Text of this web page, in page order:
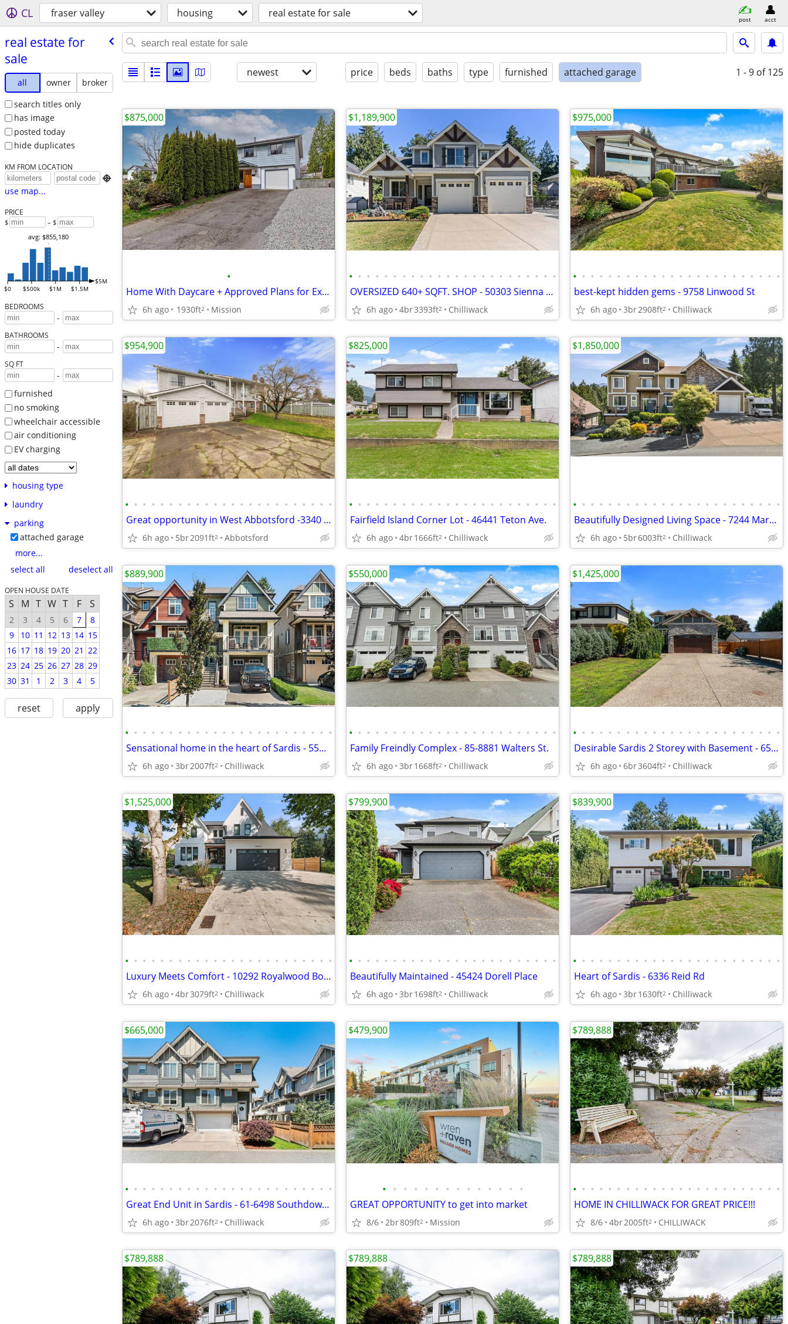
CL fraser valley housing real estate for sale post acct
real estate for
sale
all owner
broker
search titles only
has image
posted today
hide duplicates
KM FROM LOCATION

use map...
PRICE
$ – $
$0 $500k $1M $1.5M
$5M
avg: $855,180
BEDROOMS
-
BATHROOMS
-
SQ FT
-
furnished
no smoking
wheelchair accessible
air conditioning
EV charging
housing type
laundry
parking
attached garage
more...
select all
deselect all
OPEN HOUSE DATE
S M T W T F S
2 3 4 5 6 7
8
9
10 11 12 13 14 15
16 17 18 19 20 21 22
23 24 25 26 27 28 29
30 31 1 2 3 4 5
reset apply
newest price beds baths type furnished attached garage 1 - 9 of 125
•
Home With Daycare + Approved Plans for Expansion
6h ago 1930ft2 Mission
$875,000
• • • • • • • • • • • • • • • • • • • • • • • •
OVERSIZED 640+ SQFT. SHOP - 50303 Sienna Ave
6h ago 4br3393ft2 Chilliwack
$1,189,900
• • • • • • • • • • • • • • • • • • • • • • • •
best-kept hidden gems - 9758 Linwood St
6h ago 3br2908ft2 Chilliwack
$975,000
• • • • • • • • • • • • • • • • • • • • • • • •
Great opportunity in West Abbotsford -3340 Clearbrook Road
6h ago 5br2091ft2 Abbotsford
$954,900
• • • • • • • • • • • • • • • • • • • • • • • •
Fairfield Island Corner Lot - 46441 Teton Ave.
6h ago 4br1666ft2 Chilliwack
$825,000
• • • • • • • • • • • • • • • • • • • • • • • •
Beautifully Designed Living Space - 7244 Marble Hill Road
6h ago 5br6003ft2 Chilliwack
$1,850,000
• • • • • • • • • • • • • • • • • • • • • • • •
Sensational home in the heart of Sardis - 5578 Chinook St
6h ago 3br2007ft2 Chilliwack
$889,900
• • • • • • • • • • • • • • • • • • • • • • • •
Family Freindly Complex - 85-8881 Walters St.
6h ago 3br1668ft2 Chilliwack
$550,000
• • • • • • • • • • • • • • • • • • • • • • • •
Desirable Sardis 2 Storey with Basement - 6522 Reid Road
6h ago 6br3604ft2 Chilliwack
$1,425,000
• • • • • • • • • • • • • • • • • • • • • • • •
Luxury Meets Comfort - 10292 Royalwood Boulevard
6h ago 4br3079ft2 Chilliwack
$1,525,000
• • • • • • • • • • • • • • • • • • • • • • • •
Beautifully Maintained - 45424 Dorell Place
6h ago 3br1698ft2 Chilliwack
$799,900
• • • • • • • • • • • • • • • • • • • • • • • •
Heart of Sardis - 6336 Reid Rd
6h ago 3br1630ft2 Chilliwack
$839,900
• • • • • • • • • • • • • • • • • • • • • • • •
Great End Unit in Sardis - 61-6498 Southdown Pl
6h ago 3br2076ft2 Chilliwack
$665,000
• • • • • • • • • • • • • •
GREAT OPPORTUNITY to get into market
8/6 2br809ft2 Mission
$479,900
• • • • • • • • • • • • • • • • • • • • • • • •
HOME IN CHILLIWACK FOR GREAT PRICE!!!
8/6 4br2005ft2 CHILLIWACK
$789,888
$789,888 $789,888 $789,888